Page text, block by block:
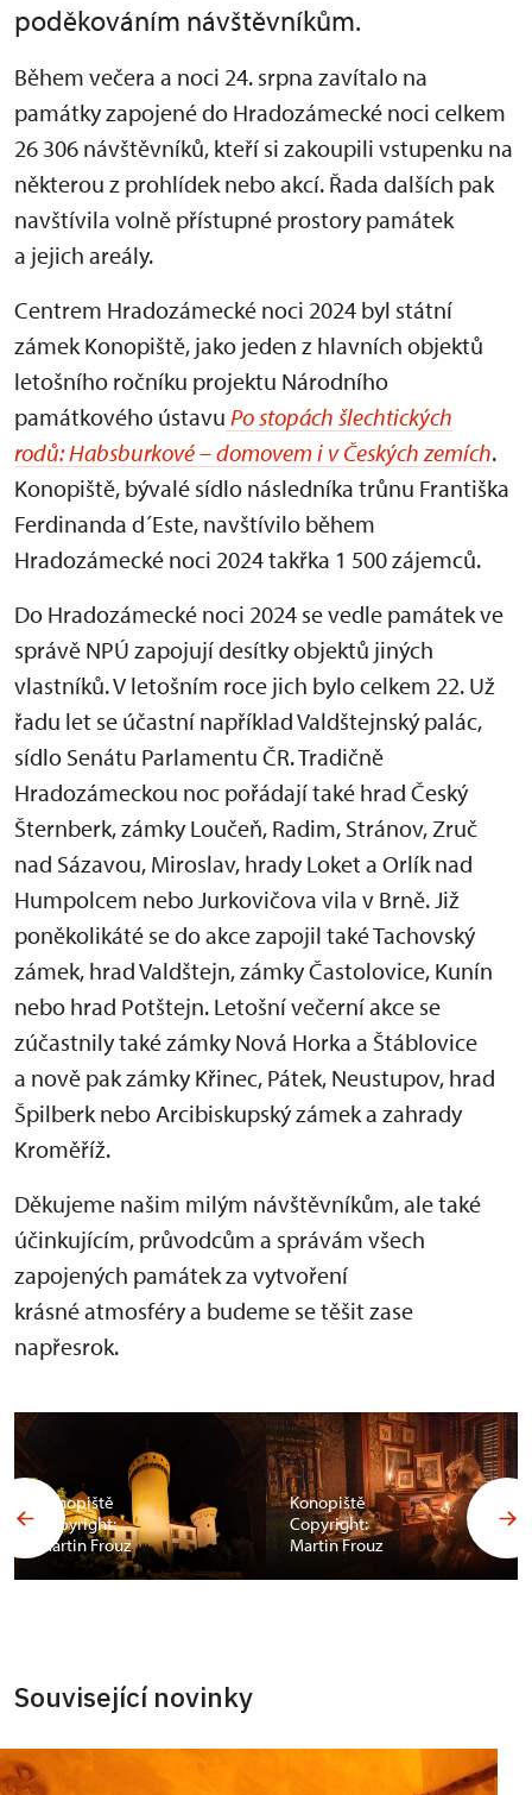
poděkováním návštěvníkům.
Během večera a noci 24. srpna zavítalo na
památky zapojené do Hradozámecké noci celkem
26 306 návštěvníků, kteří si zakoupili vstupenku na
některou z prohlídek nebo akcí. Řada dalších pak
navštívila volně přístupné prostory památek
a jejich areály.
Centrem Hradozámecké noci 2024 byl státní
zámek Konopiště, jako jeden z hlavních objektů
letošního ročníku projektu Národního
památkového ústavu Po stopách šlechtických
rodů: Habsburkové – domovem i v Českých zemích.
Konopiště, bývalé sídlo následníka trůnu Františka
Ferdinanda d´Este, navštívilo během
Hradozámecké noci 2024 takřka 1 500 zájemců.
Do Hradozámecké noci 2024 se vedle památek ve
správě NPÚ zapojují desítky objektů jiných
vlastníků. V letošním roce jich bylo celkem 22. Už
řadu let se účastní například Valdštejnský palác,
sídlo Senátu Parlamentu ČR. Tradičně
Hradozámeckou noc pořádají také hrad Český
Šternberk, zámky Loučeň, Radim, Stránov, Zruč
nad Sázavou, Miroslav, hrady Loket a Orlík nad
Humpolcem nebo Jurkovičova vila v Brně. Již
poněkolikáté se do akce zapojil také Tachovský
zámek, hrad Valdštejn, zámky Častolovice, Kunín
nebo hrad Potštejn. Letošní večerní akce se
zúčastnily také zámky Nová Horka a Štáblovice
a nově pak zámky Křinec, Pátek, Neustupov, hrad
Špilberk nebo Arcibiskupský zámek a zahrady
Kroměříž.
Děkujeme našim milým návštěvníkům, ale také
účinkujícím, průvodcům a správám všech
zapojených památek za vytvoření
krásné atmosféry a budeme se těšit zase
napřesrok.
Konopiště
Copyright:
Martin Frouz
Konopiště
Copyright:
Martin Frouz
Související novinky